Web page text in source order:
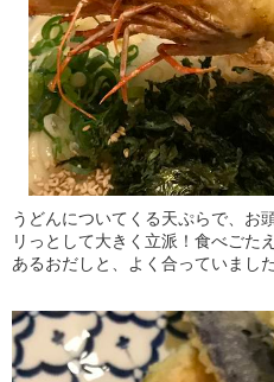
うどんについてくる天ぷらで、お
リっとして大きく立派！食べごた
あるおだしと、よく合っていました